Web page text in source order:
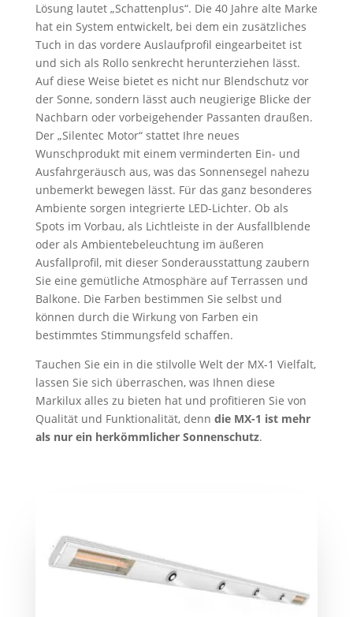
Lösung lautet „Schattenplus“. Die 40 Jahre alte Marke
hat ein System entwickelt, bei dem ein zusätzliches
Tuch in das vordere Auslaufprofil eingearbeitet ist
und sich als Rollo senkrecht herunterziehen lässt.
Auf diese Weise bietet es nicht nur Blendschutz vor
der Sonne, sondern lässt auch neugierige Blicke der
Nachbarn oder vorbeigehender Passanten draußen.
Der „Silentec Motor“ stattet Ihre neues
Wunschprodukt mit einem verminderten Ein- und
Ausfahrgeräusch aus, was das Sonnensegel nahezu
unbemerkt bewegen lässt. Für das ganz besonderes
Ambiente sorgen integrierte LED-Lichter. Ob als
Spots im Vorbau, als Lichtleiste in der Ausfallblende
oder als Ambientebeleuchtung im äußeren
Ausfallprofil, mit dieser Sonderausstattung zaubern
Sie eine gemütliche Atmosphäre auf Terrassen und
Balkone. Die Farben bestimmen Sie selbst und
können durch die Wirkung von Farben ein
bestimmtes Stimmungsfeld schaffen.
Tauchen Sie ein in die stilvolle Welt der MX-1 Vielfalt,
lassen Sie sich überraschen, was Ihnen diese
Markilux alles zu bieten hat und profitieren Sie von
Qualität und Funktionalität, denn die MX-1 ist mehr
als nur ein herkömmlicher Sonnenschutz.